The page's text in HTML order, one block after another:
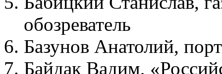
обозреватель
Базунов Анатолий,
Байдак Вадим,